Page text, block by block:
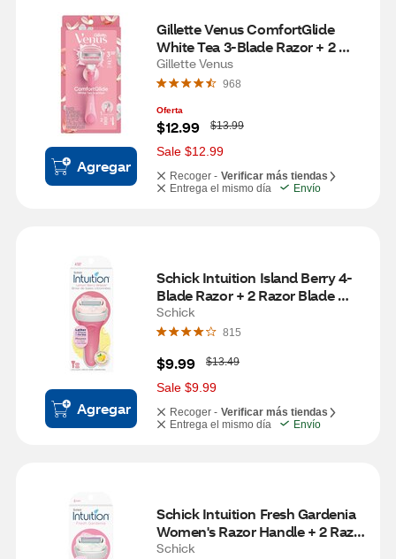
Agregar
Gillette Venus ComfortGlide
White Tea 3-Blade Razor + 2
Razor Blade Refills
Gillette Venus
968
Oferta
$12.99
W
a
s
$13.99
Sale $12.99
Recoger - Verificar más tiendas
Entrega el mismo día
Envío
Agregar
Schick Intuition Island Berry 4-
Blade Razor + 2 Razor Blade
Refills
Schick
815
$9.99
W
a
s
$13.49
Sale $9.99
Recoger - Verificar más tiendas
Entrega el mismo día
Envío
Schick Intuition Fresh Gardenia
Women's Razor Handle + 2 Razor
Blade Refills
Schick